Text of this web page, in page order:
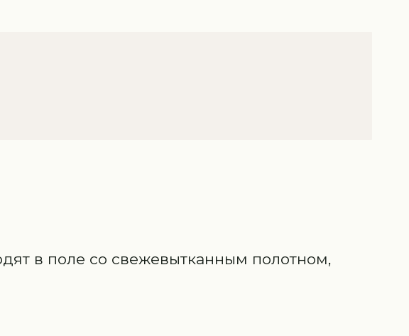
в поле со свежевытканным полотном,